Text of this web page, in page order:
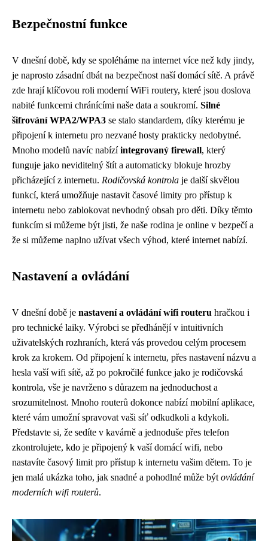
Bezpečnostní funkce
V dnešní době, kdy se spoléháme na internet více než kdy jindy,
je naprosto zásadní dbát na bezpečnost naší domácí sítě. A právě
zde hrají klíčovou roli moderní WiFi routery, které jsou doslova
nabité funkcemi chránícími naše data a soukromí. Silné
šifrování WPA2/WPA3 se stalo standardem, díky kterému je
připojení k internetu pro nezvané hosty prakticky nedobytné.
Mnoho modelů navíc nabízíintegrovaný firewall, který
funguje jako neviditelný štít a automaticky blokuje hrozby
přicházející z internetu. Rodičovská kontrola je další skvělou
funkcí, která umožňuje nastavit časové limity pro přístup k
internetu nebo zablokovat nevhodný obsah pro děti. Díky těmto
funkcím si můžeme být jisti, že naše rodina je online v bezpečí a
že si můžeme naplno užívat všech výhod, které internet nabízí.
Nastavení a ovládání
V dnešní době je nastavení a ovládání wifi routeru hračkou i
pro technické laiky. Výrobci se předhánějí v intuitivních
uživatelských rozhraních, která vás provedou celým procesem
krok za krokem. Od připojení k internetu, přes nastavení názvu a
hesla vaší wifi sítě, až po pokročilé funkce jako je rodičovská
kontrola, vše je navrženo s důrazem na jednoduchost a
srozumitelnost. Mnoho routerů dokonce nabízí mobilní aplikace,
které vám umožní spravovat vaši síť odkudkoli a kdykoli.
Představte si, že sedíte v kavárně a jednoduše přes telefon
zkontrolujete, kdo je připojený k vaší domácí wifi, nebo
nastavíte časový limit pro přístup k internetu vašim dětem. To je
jen malá ukázka toho, jak snadné a pohodlné může být ovládání
moderních wifi routerů.